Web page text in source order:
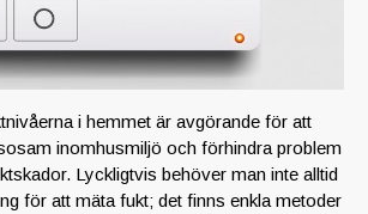
i hemmet är avgörande för att
inomhusmiljö och förhindra problem
Lyckligtvis behöver man inte alltid
för att mäta fukt; det finns enkla metoder